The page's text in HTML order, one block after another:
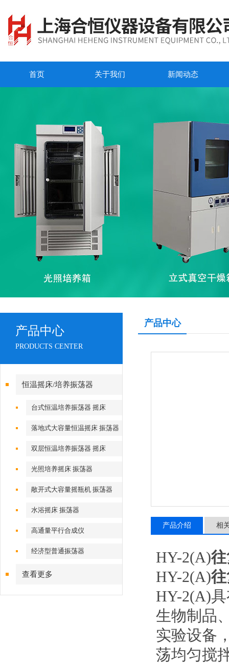
首页 关于我们 新闻动态
产品中心
PRODUCTS CENTER
恒温摇床/培养振荡器
台式恒温培养振荡器 摇床
落地式大容量恒温摇床 振荡器
双层恒温培养振荡器 摇床
光照培养摇床 振荡器
敞开式大容量摇瓶机 振荡器
水浴摇床 振荡器
高通量平行合成仪
经济型普通振荡器
查看更多
产品中心
产品介绍 相
HY-2(A)
HY-2(A)
HY-2(A)
生物制品
实验设备
荡均匀搅